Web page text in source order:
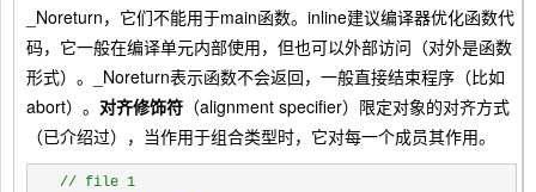
_Noreturn，它们不能用于main函数。inline建议编译器优化函数代
码，它一般在编译单元内部使用，但也可以外部访问（对外是函数
形式）。_Noreturn表示函数不会返回，一般直接结束程序（比如
abort）。 对齐修饰符 （alignment specifier）限定对象的对齐方式
（已介绍过），当作用于组合类型时，它对每一个成员其作用。
// file 1